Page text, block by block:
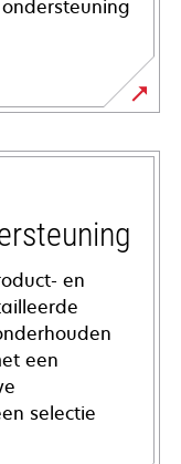
en
een
selectie